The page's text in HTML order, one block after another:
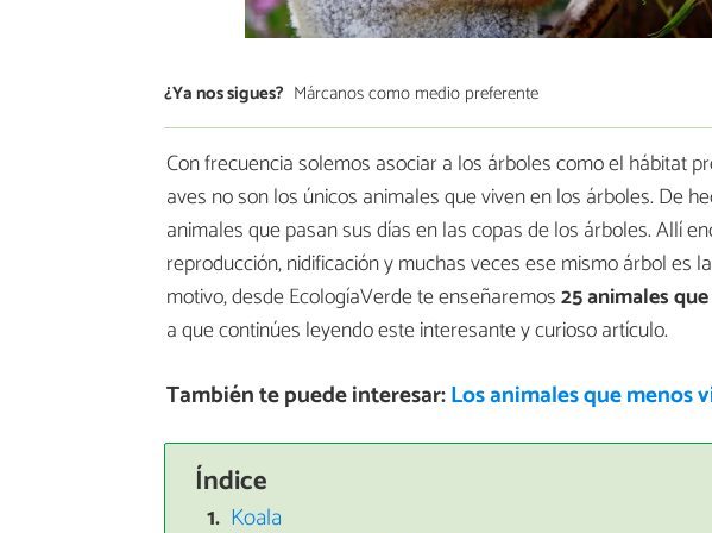
¿Ya nos sigues? Márcanos como medio preferente
Con frecuencia solemos asociar a los árboles como el hábitat
aves no son los únicos animales que viven en los árboles. De
animales que pasan sus días en las copas de los árboles. Allí
reproducción, nidificación y muchas veces ese mismo árbol es
motivo, desde EcologíaVerde te enseñaremos25 animales
a que continúes leyendo este interesante y curioso artículo.
También te puede interesar:Los animales que menos
Índice
Koala